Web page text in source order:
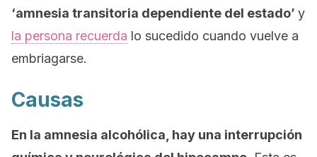
‘amnesia transitoria dependiente del estado’ y
la persona recuerda lo sucedido cuando vuelve a
embriagarse.
Causas
En la amnesia alcohólica, hay una interrupción